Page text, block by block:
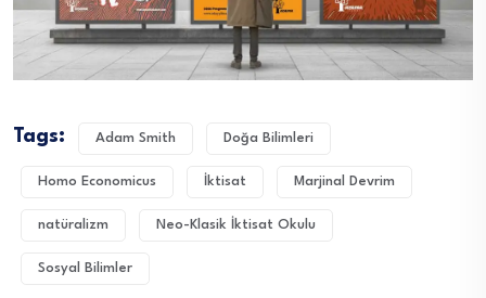
Tags: Adam Smith Doğa Bilimleri
Homo Economicus İktisat Marjinal Devrim
natüralizm Neo-Klasik İktisat Okulu
Sosyal Bilimler